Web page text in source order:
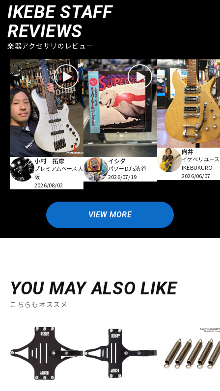
IKEBE STAFF
REVIEWS
楽器アクセサリのレビュー
小村 拓摩
プレミアムベース大
阪
2026/08/02
イシダ
パワーDJ's渋谷
2026/07/19
向井
イケベリユース
IKEBUKURO
2026/06/07
VIEW MORE
YOU MAY ALSO LIKE
こちらもオススメ